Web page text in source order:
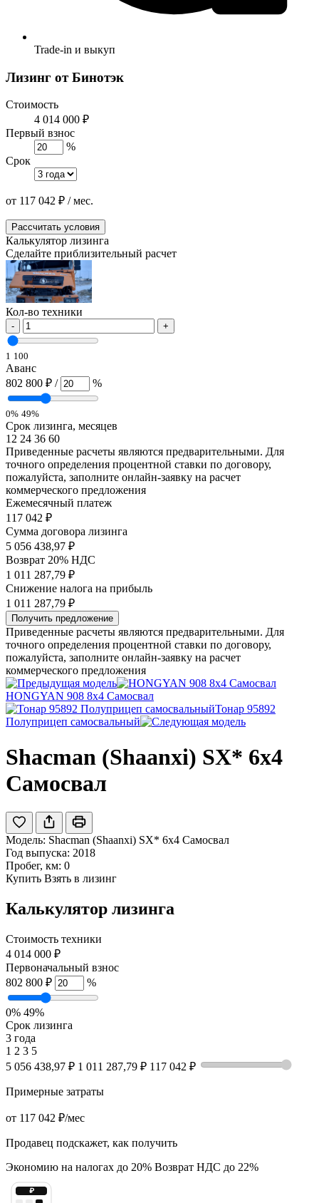
Trade-in и выкуп
Лизинг от Бинотэк
Стоимость
4 014 000 ₽
Первый взнос
%
Срок
от 117 042 ₽ / мес.
Рассчитать условия
Калькулятор лизинга
Сделайте приблизительный расчет
Кол-во техники
- +
1 100
Аванс
802 800 ₽ / %
0% 49%
Срок лизинга, месяцев
12 24 36 60
Приведенные расчеты являются предварительными. Для
точного определения процентной ставки по договору,
пожалуйста, заполните онлайн-заявку на расчет
коммерческого предложения
Ежемесячный платеж
117 042 ₽
Сумма договора лизинга
5 056 438,97 ₽
Возврат 20% НДС
1 011 287,79 ₽
Снижение налога на прибыль
1 011 287,79 ₽
Получить предложение
Приведенные расчеты являются предварительными. Для
точного определения процентной ставки по договору,
пожалуйста, заполните онлайн-заявку на расчет
коммерческого предложения
HONGYAN 908 8x4 Самосвал
Тонар 95892
Полуприцеп самосвальный
Shacman (Shaanxi) SX* 6x4
Самосвал
Модель: Shacman (Shaanxi) SX* 6x4 Самосвал
Год выпуска: 2018
Пробег, км: 0
Купить Взять в лизинг
Калькулятор лизинга
Стоимость техники
4 014 000 ₽
Первоначальный взнос
802 800 ₽
%
0% 49%
Срок лизинга
3 года
1 2 3 5
5 056 438,97 ₽ 1 011 287,79 ₽ 117 042 ₽
Примерные затраты
от 117 042 ₽/мес
Продавец подскажет, как получить
Экономию на налогах до 20% Возврат НДС до 22%
₽